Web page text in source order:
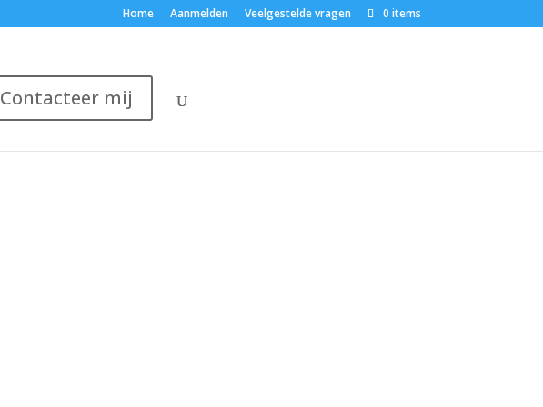
Home Aanmelden Veelgestelde vragen 0 items
Contacteer mij